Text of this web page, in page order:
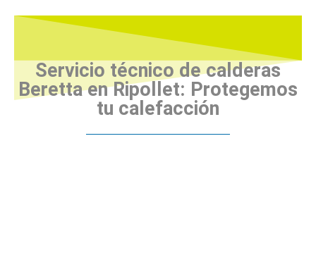
Servicio técnico de calderas
Beretta en Ripollet: Protegemos
tu calefacción